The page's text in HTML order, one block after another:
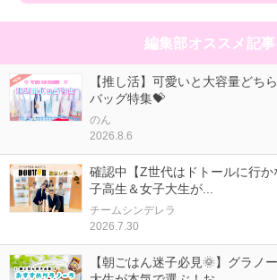
編集部オススメ記事
【推し活】可愛いと大容量どち
バッグ特集💝
のん
2026.8.6
確認中【Z世代はドトールに行
子高生＆女子大生が...
チームシンデレラ
2026.7.30
【朝ごはん迷子必見🌞】グラノ